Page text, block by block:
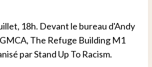
18h. Devant le bureau d'Andy
The Refuge Building M1
par Stand Up To Racism.